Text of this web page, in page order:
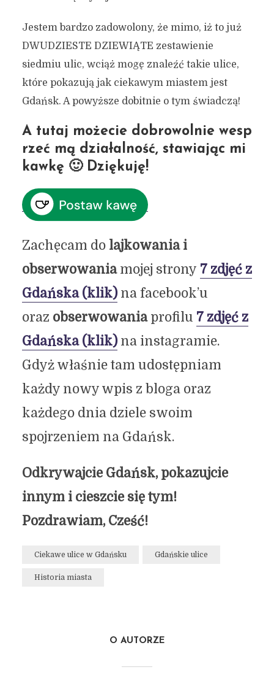
Jestem bardzo zadowolony, że mimo, iż to już
DWUDZIESTE DZIEWIĄTE zestawienie
siedmiu ulic, wciąż mogę znaleźć takie ulice,
które pokazują jak ciekawym miastem jest
Gdańsk. A powyższe dobitnie o tym świadczą!
A tutaj możecie dobrowolnie wesp
rzeć mą działalność, stawiając mi
kawkę 🙂 Dziękuję!
Zachęcam do lajkowania i
obserwowaniamojej strony 7 zdjęć z
Gdańska (klik)na facebook’u
oraz obserwowaniaprofilu 7 zdjęć z
Gdańska (klik)na instagramie.
Gdyż właśnie tam udostępniam
każdy nowy wpis z bloga oraz
każdego dnia dziele swoim
spojrzeniem na Gdańsk.
Odkrywajcie Gdańsk, pokazujcie
innym i cieszcie się tym!
Pozdrawiam, Cześć!
Ciekawe ulice w Gdańsku Gdańskie ulice
Historia miasta
O AUTORZE